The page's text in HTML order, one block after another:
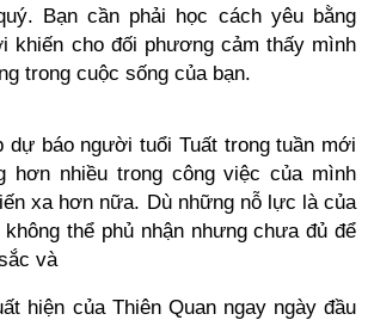
Bạn cần phải học cách yêu bằng
khiến cho đối phương cảm thấy mình
trong cuộc sống của bạn.
dự báo người tuổi Tuất trong tuần mới
hơn nhiều trong công việc của mình
xa hơn nữa. Dù những nỗ lực là của
không thể phủ nhận nhưng chưa đủ để
và
hiện của Thiên Quan ngay ngày đầu